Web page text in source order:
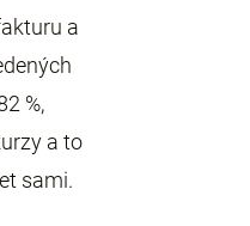
a
%,
a to
sami.